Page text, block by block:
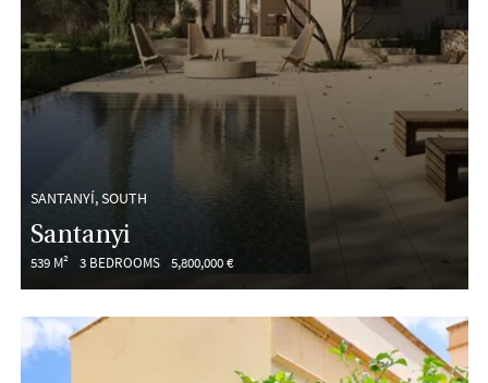
SANTANYÍ, SOUTH
Santanyi
539 M² 3 BEDROOMS 5,800,000 €